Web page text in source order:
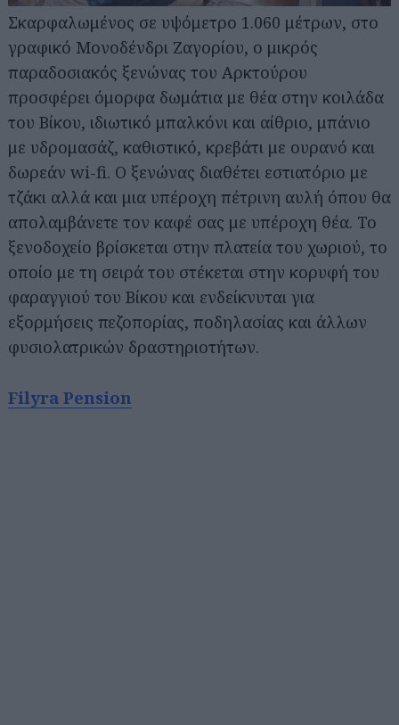
Σκαρφαλωμένος σε υψόμετρο 1.060 μέτρων, στο
γραφικό Μονοδένδρι Ζαγορίου, ο μικρός
παραδοσιακός ξενώνας του Αρκτούρου
προσφέρει όμορφα δωμάτια με θέα στην κοιλάδα
του Βίκου, ιδιωτικό μπαλκόνι και αίθριο, μπάνιο
με υδρομασάζ, καθιστικό, κρεβάτι με ουρανό και
δωρεάν wi-fi. Ο ξενώνας διαθέτει εστιατόριο με
τζάκι αλλά και μια υπέροχη πέτρινη αυλή όπου θα
απολαμβάνετε τον καφέ σας με υπέροχη θέα. Το
ξενοδοχείο βρίσκεται στην πλατεία του χωριού, το
οποίο με τη σειρά του στέκεται στην κορυφή του
φαραγγιού του Βίκου και ενδείκνυται για
εξορμήσεις πεζοπορίας, ποδηλασίας και άλλων
φυσιολατρικών δραστηριοτήτων.
Filyra Pension